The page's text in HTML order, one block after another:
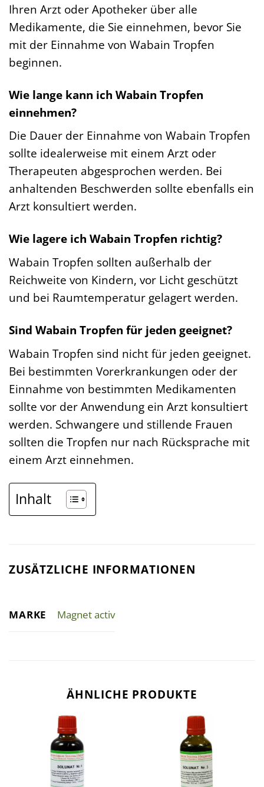
Ihren Arzt oder Apotheker über alle
Medikamente, die Sie einnehmen, bevor Sie
mit der Einnahme von Wabain Tropfen
beginnen.
Wie lange kann ich Wabain Tropfen
einnehmen?
Die Dauer der Einnahme von Wabain Tropfen
sollte idealerweise mit einem Arzt oder
Therapeuten abgesprochen werden. Bei
anhaltenden Beschwerden sollte ebenfalls ein
Arzt konsultiert werden.
Wie lagere ich Wabain Tropfen richtig?
Wabain Tropfen sollten außerhalb der
Reichweite von Kindern, vor Licht geschützt
und bei Raumtemperatur gelagert werden.
Sind Wabain Tropfen für jeden geeignet?
Wabain Tropfen sind nicht für jeden geeignet.
Bei bestimmten Vorerkrankungen oder der
Einnahme von bestimmten Medikamenten
sollte vor der Anwendung ein Arzt konsultiert
werden. Schwangere und stillende Frauen
sollten die Tropfen nur nach Rücksprache mit
einem Arzt einnehmen.
Inhalt
ZUSÄTZLICHE INFORMATIONEN
MARKE Magnet activ
ÄHNLICHE PRODUKTE